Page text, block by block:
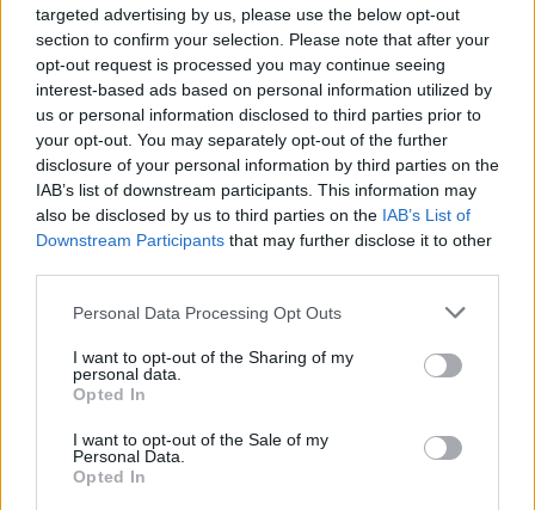
targeted advertising by us, please use the below opt-out
section to confirm your selection. Please note that after your
opt-out request is processed you may continue seeing
interest-based ads based on personal information utilized by
us or personal information disclosed to third parties prior to
your opt-out. You may separately opt-out of the further
disclosure of your personal information by third parties on the
IAB’s list of downstream participants. This information may
also be disclosed by us to third parties on the IAB’s List of
Downstream Participants that may further disclose it to other
Please note that this website/app uses one or more Google
not limited to your visit or usage behaviour. You may click to
grant or deny consent to Google and its third-party tags to
use your data for below specified purposes in below Google
consent section.
Personal Data Processing Opt Outs
I want to opt-out of the Sharing of my
personal data.
Opted In
I want to opt-out of the Sale of my
Personal Data.
Opted In
Guild Wars 2: Heart of Thorns - jövő héten érkezik az
első raid
A Guild Wars 2: Heart of Thorns egyik legnagyobb újítására,
a tízfős raidekre kicsit várnunk kellett a megjelenés után is,
de hamarosan kipróbálhatjuk, milyen lesz ez az újfajta